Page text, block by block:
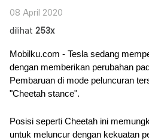
08 April 2020
dilihat 253x
Mobilku.com - Tesla sedang
dengan memberikan perubahan
Pembaruan di mode peluncuran
"Cheetah stance".
Posisi seperti Cheetah ini
untuk meluncur dengan kekuatan